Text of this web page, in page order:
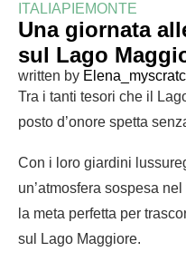
ITALIAPIEMONTE
Una giornata
sul Lago
written by
Tra i tanti tesori che il
posto d’onore spetta
Con i loro giardini
un’atmosfera sospesa
la meta perfetta per
sul Lago Maggiore.